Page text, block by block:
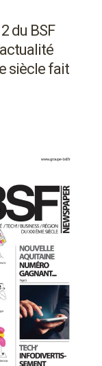
du BSF
siècle fait